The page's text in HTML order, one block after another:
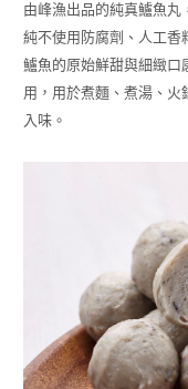
由峰漁出品的純真鱸魚
純不使用防腐劑、人工香
鱸魚的原始鮮甜與細緻口
用，用於煮麵、煮湯、
入味。